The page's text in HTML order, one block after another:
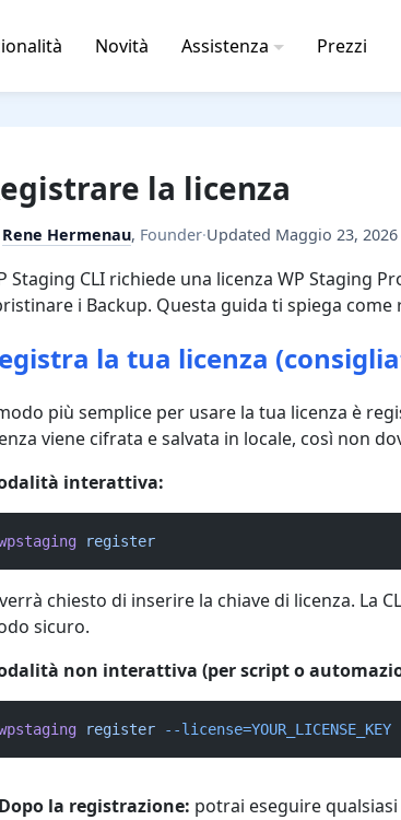
Novità Assistenza Prezzi
la licenza
Rene Hermenau, Founder·Updated Maggio 23, 2026
Staging CLI richiede una licenza WP Staging
i Backup. Questa guida ti spiega
la tua licenza
più semplice per usare la tua licenza è
viene cifrata e salvata in locale, così non
interattiva:
register
chiesto di inserire la chiave di licenza. La
sicuro.
non interattiva (per script o
register --license=YOUR_LICENSE_KEY
Dopo la registrazione: potrai eseguire